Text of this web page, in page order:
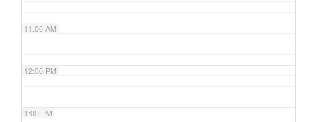
11:00 AM
12:00 PM
1:00 PM